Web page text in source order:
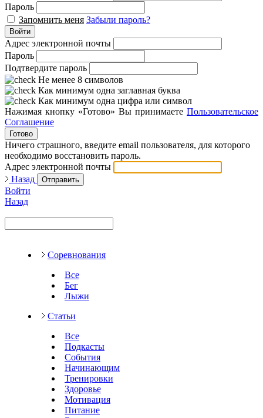
Пароль
Запомнить меня Забыли пароль?
Войти
Адрес электронной почты
Пароль
Подтвердите пароль
Не менее 8 символов
Как минимум одна заглавная буква
Как минимум одна цифра или символ
Нажимая кнопку «Готово» Вы принимаете Пользовательское
Соглашение
Готово
Ничего страшного, введите email пользователя, для которого
необходимо восстановить пароль.
Адрес электронной почты
Назад
Отправить
Войти
Назад
Соревнования
Все
Бег
Лыжи
Статьи
Все
Подкасты
События
Начинающим
Тренировки
Здоровье
Мотивация
Питание